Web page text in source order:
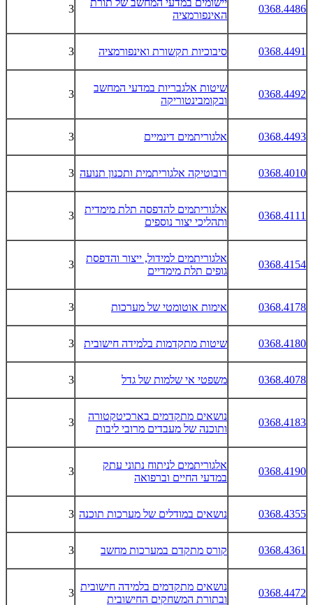
0368.4486
יישומים במדעי המחשב של תורת
האינפורמציה
3
0368.4491 סיבוכיות תקשורת ואינפורמציה 3
0368.4492
שיטות אלגבריות במדעי המחשב
ובקומבינטוריקה
3
0368.4493 אלגוריתמים דינמיים 3
0368.4010 רובוטיקה אלגוריתמית ותכנון תנועה 3
0368.4111
אלגוריתמים להדפסה תלת מימדית
ותהליכי יצור נוספים
3
0368.4154
אלגוריתמים למידול, ייצור והדפסת
גופים תלת מימדיים
3
0368.4178 אימות אוטומטי של מערכות 3
0368.4180 שיטות מתקדמות בלמידה חישובית 3
0368.4078 משפטי אי שלמות של גדל 3
0368.4183
נושאים מתקדמים בארכיטקטורה
ותוכנה של מעבדים מרובי ליבות
3
0368.4190
אלגוריתמים לניתוח נתוני עתק
במדעי החיים וברפואה
3
0368.4355 נושאים במודלים של מערכות תוכנה 3
0368.4361 קורס מתקדם במערכות מחשב 3
0368.4472
נושאים מתקדמים בלמידה חישובית
ובתורת המשחקים החישובית
3